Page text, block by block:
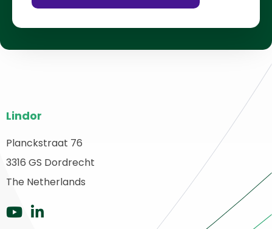
footer
Lindor
Planckstraat 76
3316 GS Dordrecht
The Netherlands
GaGa